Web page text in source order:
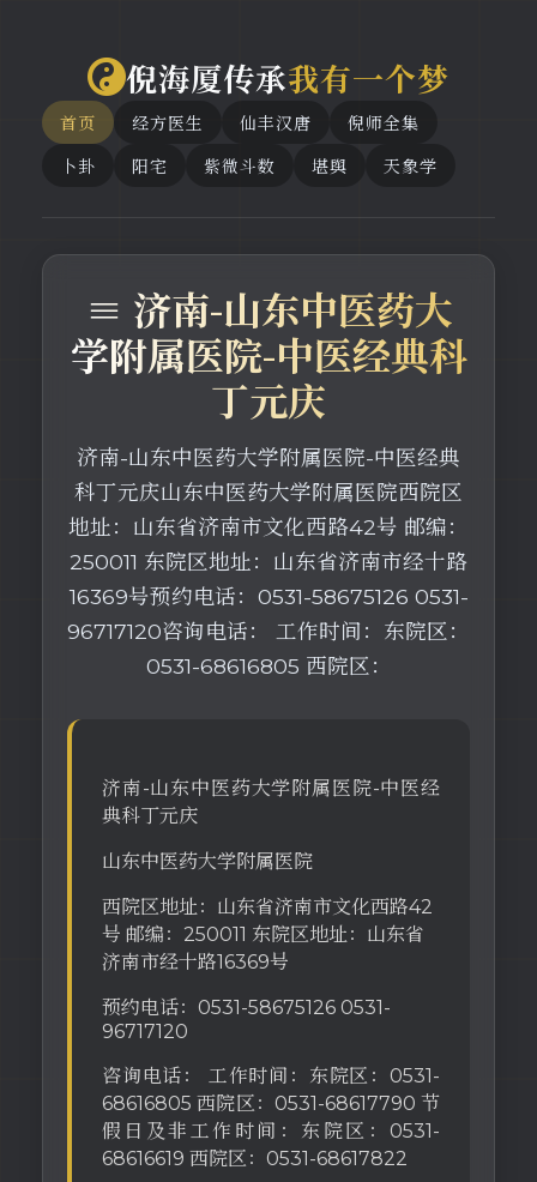
倪海厦传承我有一个梦
首页 经方医生 仙丰汉唐
倪师全集
卜卦
阳宅 紫微斗数 堪舆 天象学
≡ 济南-山东中医药大
学附属医院-中医经典科
丁元庆
济南-山东中医药大学附属医院-中医经典
科丁元庆山东中医药大学附属医院西院区
地址：山东省济南市文化西路42号 邮编：
250011 东院区地址：山东省济南市经十路
16369号预约电话：0531-58675126 0531-
96717120咨询电话： 工作时间：东院区：
0531-68616805 西院区：
济南-山东中医药大学附属医院-中医经
典科丁元庆
山东中医药大学附属医院
西院区地址：山东省济南市文化西路42
号 邮编：250011 东院区地址：山东省
济南市经十路16369号
预约电话：0531-58675126 0531-
96717120
咨询电话： 工作时间：东院区：0531-
68616805 西院区：0531-68617790 节
假日及非工作时间：东院区：0531-
68616619 西院区：0531-68617822